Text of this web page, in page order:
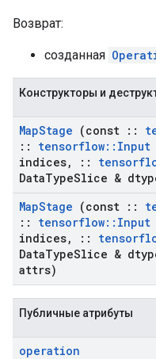
Возврат:
созданная
Конструкторы и
MapStage (const ::
::
tensorflow:: Input
indices, ::
DataTypeSlice &
MapStage (const ::
::
tensorflow:: Input
indices, ::
DataTypeSlice &
attrs)
Публичные атрибуты
operation